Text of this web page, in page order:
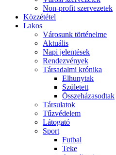
Non-profit szervezetek
Közzététel
Lakos
Városunk történelme
Aktuális
Napi jelentések
Rendezvények
Társadalmi krónika
Elhunytak
Született
Összeházasodtak
Társulatok
Tűzvédelem
Látogató
Sport
Futbal
Teke